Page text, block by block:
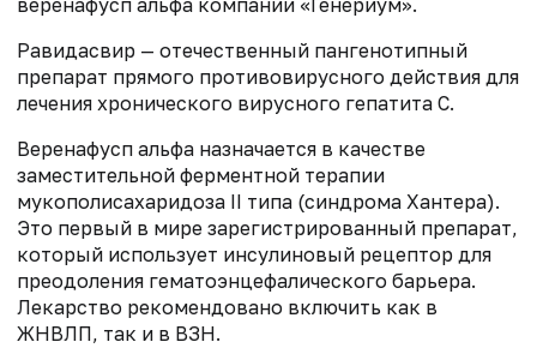
веренафусп альфа компании «Генериум».
Равидасвир — отечественный пангенотипный
препарат прямого противовирусного действия для
лечения хронического вирусного гепатита С.
Веренафусп альфа назначается в качестве
заместительной ферментной терапии
мукополисахаридоза II типа (синдрома Хантера).
Это первый в мире зарегистрированный препарат,
который использует инсулиновый рецептор для
преодоления гематоэнцефалического барьера.
Лекарство рекомендовано включить как в
ЖНВЛП, так и в ВЗН.